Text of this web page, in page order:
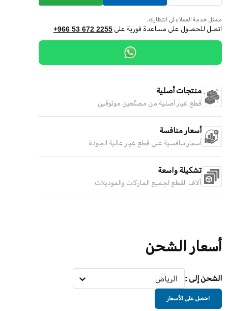
ممثل خدمة العملاء في انتظارك.
اتصل للحصول على مساعدة فورية على +966 53 672 2255
منتجات أصلية
قطع غيار أصلية من مصنّعين موثوقين
أسعار منافسة
أسعار تنافسية على قطع غيار عالية الجودة
تشكيلة واسعة
آلاف القطع لجميع الماركات والموديلات
أسعار الشحن
الشحن إلى : الرياض
احصل على الأسعار